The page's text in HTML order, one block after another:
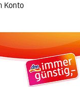
Konto